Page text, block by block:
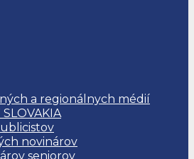
a regionálnych médií
novinárov
seniorov